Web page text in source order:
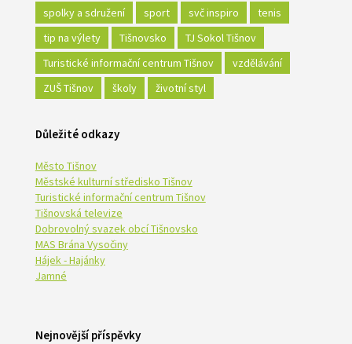
spolky a sdružení
sport svč inspiro
tenis
tip na výlety
Tišnovsko
TJ Sokol Tišnov
Turistické informační centrum Tišnov
vzdělávání
ZUŠ Tišnov
školy životní styl
Důležité odkazy
Město Tišnov
Městské kulturní středisko Tišnov
Turistické informační centrum Tišnov
Tišnovská televize
Dobrovolný svazek obcí Tišnovsko
MAS Brána Vysočiny
Hájek - Hajánky
Jamné
Nejnovější příspěvky